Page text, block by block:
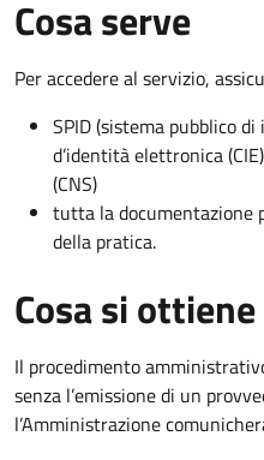
Cosa serve
Per accedere al servizio,
SPID (sistema pubblico
d’identità elettronica
(CNS)
tutta la documentazione
della pratica.
Cosa si ottiene
Il procedimento
senza l’emissione di un
l’Amministrazione